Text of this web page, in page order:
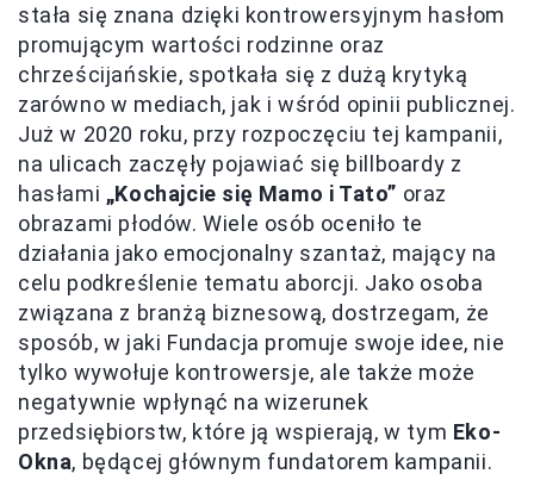
stała się znana dzięki kontrowersyjnym hasłom
promującym wartości rodzinne oraz
chrześcijańskie, spotkała się z dużą krytyką
zarówno w mediach, jak i wśród opinii publicznej.
Już w 2020 roku, przy rozpoczęciu tej kampanii,
na ulicach zaczęły pojawiać się billboardy z
hasłami „Kochajcie się Mamo i Tato” oraz
obrazami płodów. Wiele osób oceniło te
działania jako emocjonalny szantaż, mający na
celu podkreślenie tematu aborcji. Jako osoba
związana z branżą biznesową, dostrzegam, że
sposób, w jaki Fundacja promuje swoje idee, nie
tylko wywołuje kontrowersje, ale także może
negatywnie wpłynąć na wizerunek
przedsiębiorstw, które ją wspierają, w tym Eko-
Okna, będącej głównym fundatorem kampanii.